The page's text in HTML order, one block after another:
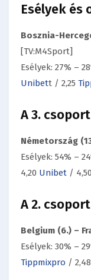
Esélyek és
Bosznia-
[TV:M4Sport]
Esélyek: 27% –
Unibett / 2,25
A 3.
Németország
Esélyek: 54% –
4,20 Unibet / 4,50
A 2.
Belgium (6.) –
Esélyek: 30% –
Tippmixpro / 2,48